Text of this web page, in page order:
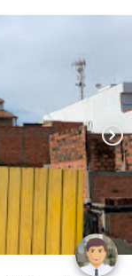
chevron_right